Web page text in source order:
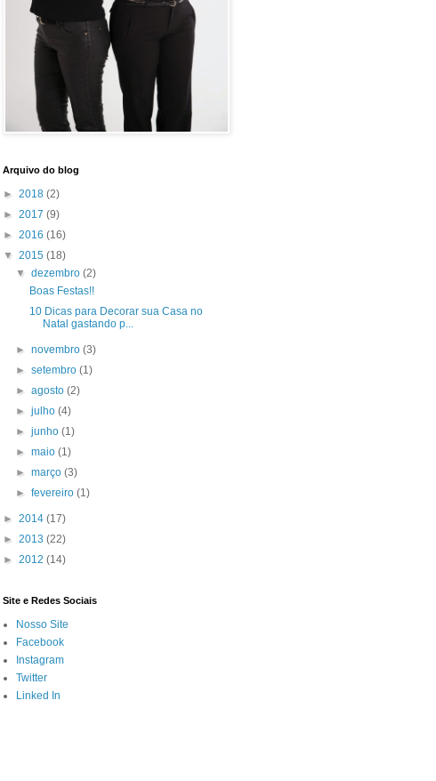
Arquivo do blog
► 2018 (2)
► 2017 (9)
► 2016 (16)
▼ 2015 (18)
▼dezembro(2)
Boas Festas!!
10 Dicas para Decorar sua Casa no
Natal gastando p...
►novembro(3)
►setembro(1)
►agosto(2)
►julho(4)
►junho(1)
►maio(1)
►março(3)
►fevereiro(1)
► 2014 (17)
► 2013 (22)
► 2012 (14)
Site e Redes Sociais
Nosso Site
Facebook
Instagram
Twitter
Linked In